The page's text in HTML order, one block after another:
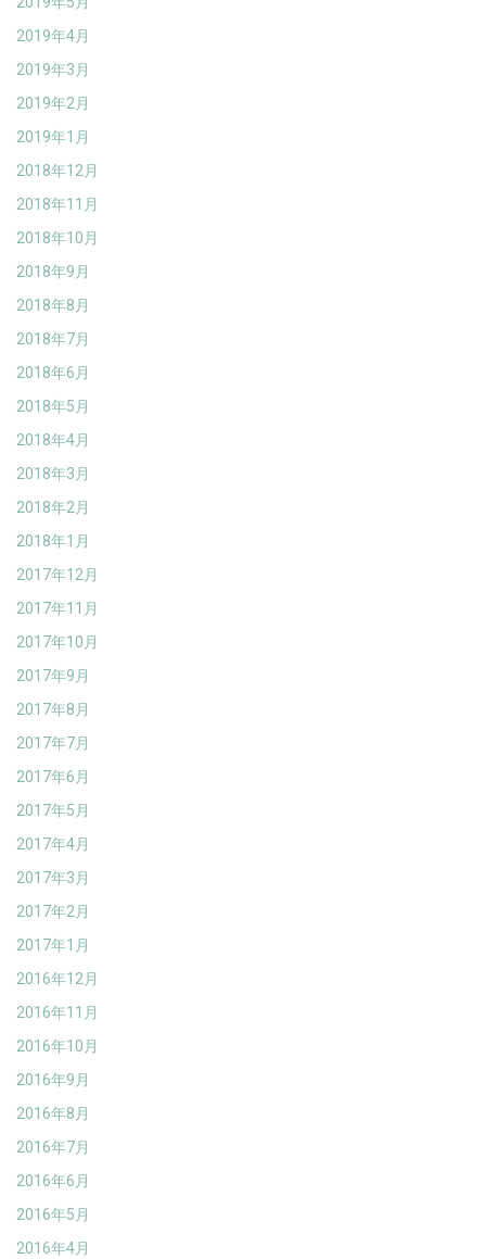
2019年4月
2019年3月
2019年2月
2019年1月
2018年12月
2018年11月
2018年10月
2018年9月
2018年8月
2018年7月
2018年6月
2018年5月
2018年4月
2018年3月
2018年2月
2018年1月
2017年12月
2017年11月
2017年10月
2017年9月
2017年8月
2017年7月
2017年6月
2017年5月
2017年4月
2017年3月
2017年2月
2017年1月
2016年12月
2016年11月
2016年10月
2016年9月
2016年8月
2016年7月
2016年6月
2016年5月
2016年4月